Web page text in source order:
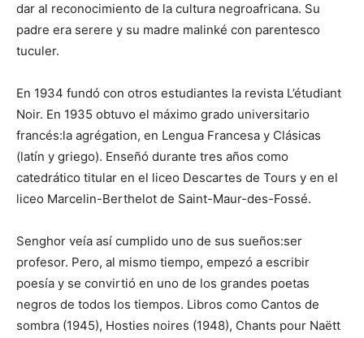
dar al reconocimiento de la cultura negroafricana. Su
padre era serere y su madre malinké con parentesco
tuculer.
En 1934 fundó con otros estudiantes la revista L’étudiant
Noir. En 1935 obtuvo el máximo grado universitario
francés:la agrégation, en Lengua Francesa y Clásicas
(latín y griego). Enseñó durante tres años como
catedrático titular en el liceo Descartes de Tours y en el
liceo Marcelin-Berthelot de Saint-Maur-des-Fossé.
Senghor veía así cumplido uno de sus sueños:ser
profesor. Pero, al mismo tiempo, empezó a escribir
poesía y se convirtió en uno de los grandes poetas
negros de todos los tiempos. Libros como Cantos de
sombra (1945), Hosties noires (1948), Chants pour Naëtt